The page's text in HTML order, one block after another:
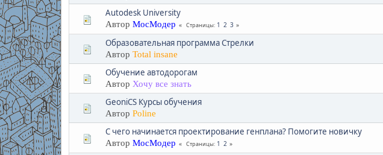
Autodesk University
Автор МосМодер Страницы 1 2 3
Образовательная программа Стрелки
Автор Total insane
Обучение автодорогам
Автор Хочу все знать
GeoniCS Курсы обучения
Автор Poline
С чего начинается проектирование генплана? Помогите новичку
Автор МосМодер Страницы 1 2